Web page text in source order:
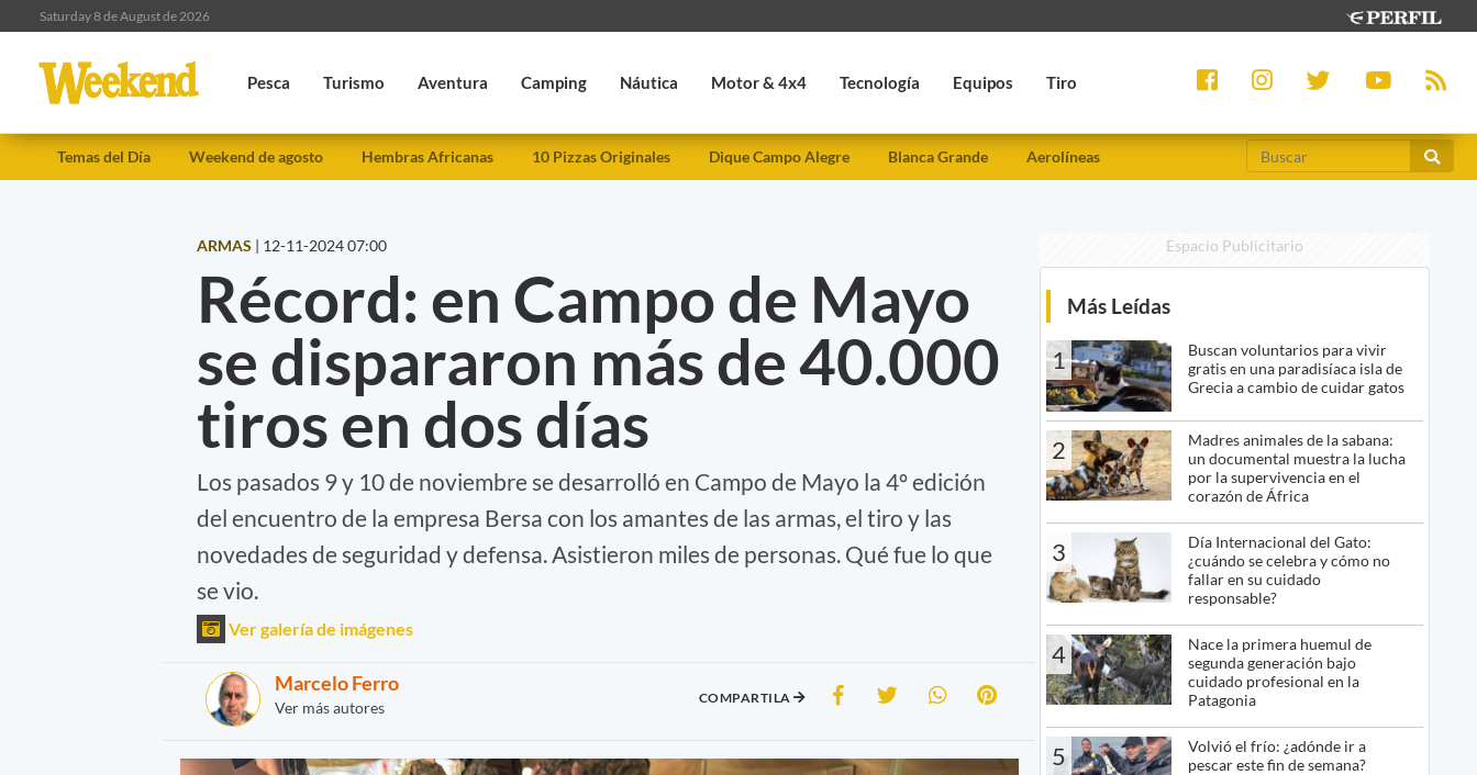
Saturday 8 de August de 2026
Pesca Turismo Aventura Camping Náutica Motor & 4x4 Tecnología Equipos Tiro
Temas del Día Weekend de agosto Hembras Africanas 10 Pizzas Originales Dique Campo Alegre Blanca Grande Aerolíneas
ARMAS | 12-11-2024 07:00
Récord: en Campo de Mayo
se dispararon más de 40.000
tiros en dos días
Los pasados 9 y 10 de noviembre se desarrolló en Campo de Mayo la 4º edición
del encuentro de la empresa Bersa con los amantes de las armas, el tiro y las
novedades de seguridad y defensa. Asistieron miles de personas. Qué fue lo que
se vio.
Ver galería de imágenes
Marcelo Ferro
Ver más autores
COMPARTILA
Espacio Publicitario
Más Leídas
1
Buscan voluntarios para vivir
gratis en una paradisíaca isla de
Grecia a cambio de cuidar gatos
2
Madres animales de la sabana:
un documental muestra la lucha
por la supervivencia en el
corazón de África
3
Día Internacional del Gato:
¿cuándo se celebra y cómo no
fallar en su cuidado
responsable?
4
Nace la primera huemul de
segunda generación bajo
cuidado profesional en la
Patagonia
5
Volvió el frío: ¿adónde ir a
pescar este fin de semana?